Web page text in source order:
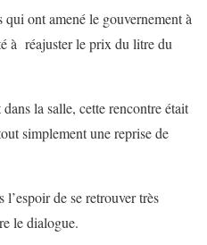
ont amené le gouvernement à
à réajuster le prix du litre du
la salle, cette rencontre était
simplement une reprise de
l’espoir de se retrouver très
le dialogue.